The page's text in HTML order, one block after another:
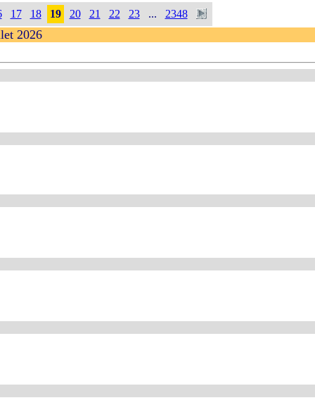
17 18 19 20 21 22 23 ... 2348
2026